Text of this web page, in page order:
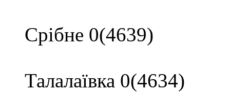
Срібне 0(4639)
Талалаївка 0(4634)